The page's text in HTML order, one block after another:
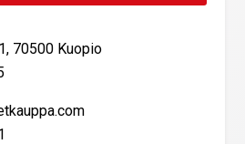
70500 Kuopio